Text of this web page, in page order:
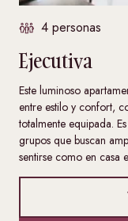
4 personas
Ejecutiva
Este luminoso
entre estilo y confort,
totalmente equipada.
grupos que buscan
sentirse como en casa